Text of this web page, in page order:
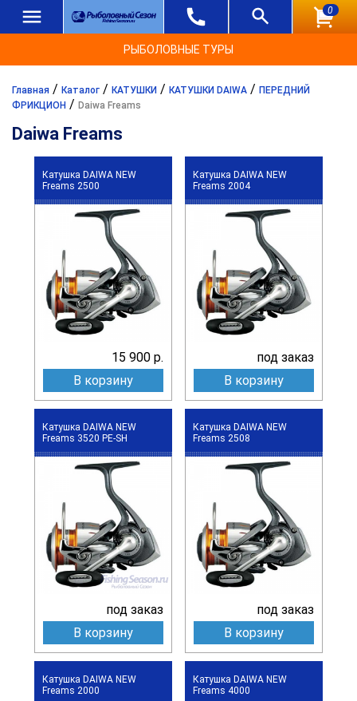
0
РЫБОЛОВНЫЕ ТУРЫ
Главная / Каталог / КАТУШКИ / КАТУШКИ DAIWA / ПЕРЕДНИЙ
ФРИКЦИОН / Daiwa Freams
Daiwa Freams
Катушка DAIWA NEW
Freams 2500
15 900 р.
В корзину
Катушка DAIWA NEW
Freams 2004
под заказ
В корзину
Катушка DAIWA NEW
Freams 3520 PE-SH
под заказ
В корзину
Катушка DAIWA NEW
Freams 2508
под заказ
В корзину
Катушка DAIWA NEW
Freams 2000
Катушка DAIWA NEW
Freams 4000